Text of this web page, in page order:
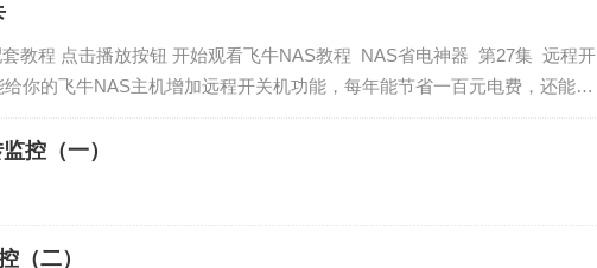
教程 点击播放按钮 开始观看飞牛NAS教程 NAS省电神器 第27集 远程开
你的飞牛NAS主机增加远程开关机功能，每年能节省一百元电费，还能避
夜间噪音，原机箱按钮正常使用，非…
玩转监控（一）
（二）